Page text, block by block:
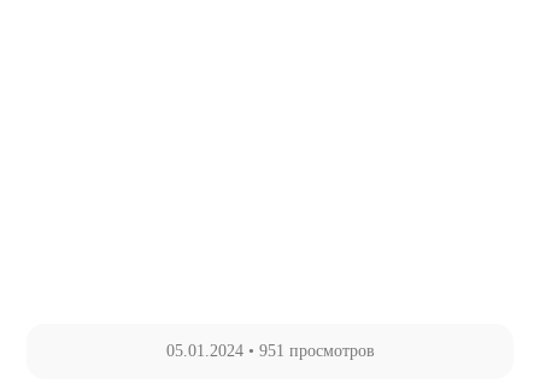
05.01.2024 • 951 просмотров